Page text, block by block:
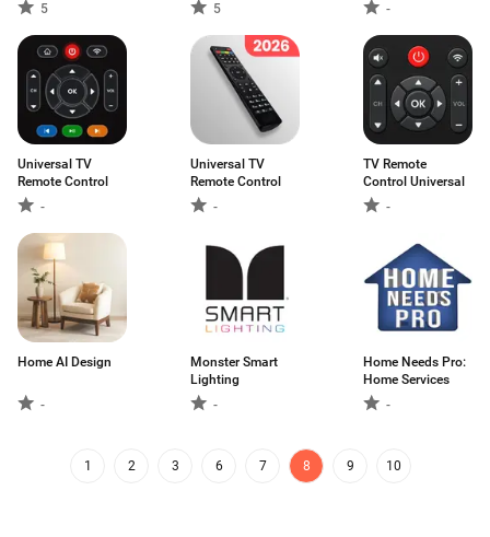
5 5
-
Universal TV
Remote Control
-
Universal TV
Remote Control
-
TV Remote
Control Universal
-
Home AI Design
-
Monster Smart
Lighting
-
Home Needs Pro:
Home Services
-
1 2 3 6 7 8 9 10